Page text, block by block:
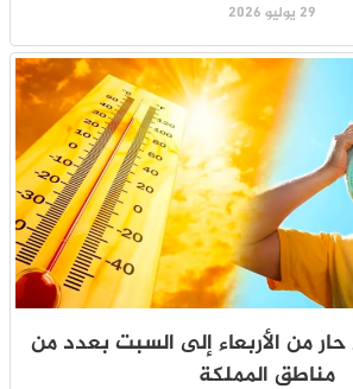
29 يوليو 2026
من الأربعاء إلى السبت بعدد من
مناطق المملكة